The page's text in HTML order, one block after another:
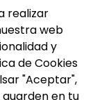
sector
realizar
web
y
de Cookies
"Aceptar",
en tu